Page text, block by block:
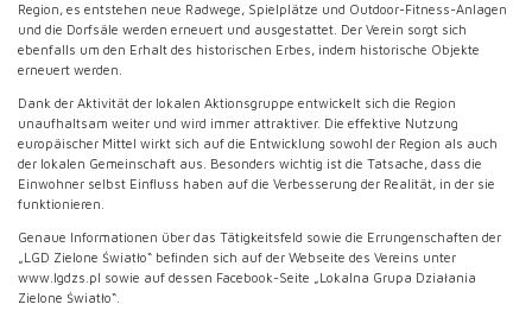
Region, es entstehen neue Radwege, Spielplätze und Outdoor-Fitness-Anlagen
und die Dorfsäle werden erneuert und ausgestattet. Der Verein sorgt sich
ebenfalls um den Erhalt des historischen Erbes, indem historische Objekte
erneuert werden.
Dank der Aktivität der lokalen Aktionsgruppe entwickelt sich die Region
unaufhaltsam weiter und wird immer attraktiver. Die effektive Nutzung
europäischer Mittel wirkt sich auf die Entwicklung sowohl der Region als auch
der lokalen Gemeinschaft aus. Besonders wichtig ist die Tatsache, dass die
Einwohner selbst Einfluss haben auf die Verbesserung der Realität, in der sie
funktionieren.
Genaue Informationen über das Tätigkeitsfeld sowie die Errungenschaften der
„LGD Zielone Światło“ befinden sich auf der Webseite des Vereins unter
www.lgdzs.pl sowie auf dessen Facebook-Seite „Lokalna Grupa Działania
Zielone Światło“.